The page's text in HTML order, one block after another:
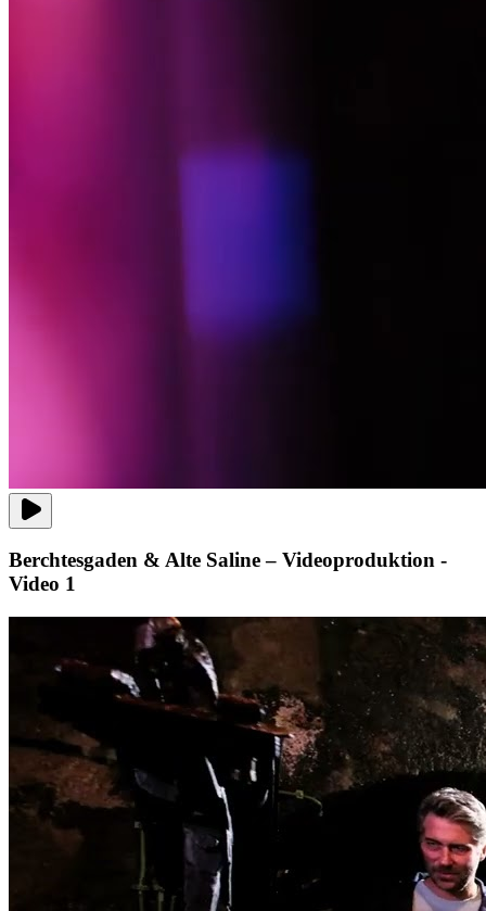
Berchtesgaden & Alte Saline – Videoproduktion -
Video 1